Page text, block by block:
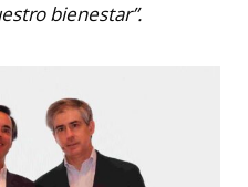
bienestar”.